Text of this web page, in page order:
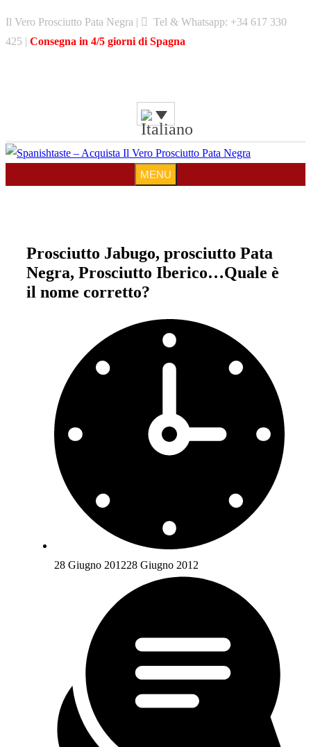
Il Vero Prosciutto Pata Negra |
Tel & Whatsapp: +34 617 330
425 | Consegna in 4/5 giorni di Spagna
MENU
MENU
Prosciutto Jabugo, prosciutto Pata
Negra, Prosciutto Iberico…Quale è
il nome corretto?
28 Giugno 201228 Giugno 2012